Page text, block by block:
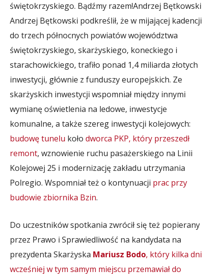
świętokrzyskiego. Bądźmy razem!Andrzej Bętkowski
Andrzej Bętkowski podkreślił, że w mijającej kadencji
do trzech północnych powiatów województwa
świętokrzyskiego, skarżyskiego, koneckiego i
starachowickiego, trafiło ponad 1,4 miliarda złotych
inwestycji, głównie z funduszy europejskich. Ze
skarżyskich inwestycji wspomniał między innymi
wymianę oświetlenia na ledowe, inwestycje
komunalne, a także szereg inwestycji kolejowych:
budowę tunelu koło dworca PKP, który przeszedł
remont, wznowienie ruchu pasażerskiego na Linii
Kolejowej 25 i modernizację zakładu utrzymania
Polregio. Wspomniał też o kontynuacji prac przy
budowie zbiornika Bzin.
Do uczestników spotkania zwrócił się też popierany
przez Prawo i Sprawiedliwość na kandydata na
prezydenta Skarżyska Mariusz Bodo, który kilka dni
wcześniej w tym samym miejscu przemawiał do